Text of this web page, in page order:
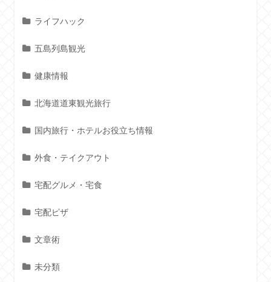
ライフハック
五島列島観光
健康情報
北海道道東観光旅行
国内旅行・ホテルお役立ち情報
外食・テイクアウト
宅配グルメ・宅食
宅配ピザ
文章術
未分類